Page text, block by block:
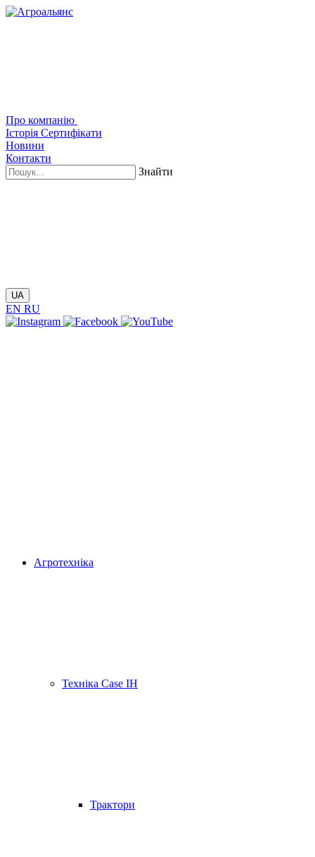
Про компанію
Історія Сертифікати
Новини
Контакти
Знайти
UA
EN RU
Агротехніка
Техніка Case IH
Трактори